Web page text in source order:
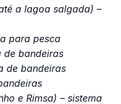
a lagoa salgada) –
para pesca
de bandeiras
de bandeiras
e Rimsa) – sistema